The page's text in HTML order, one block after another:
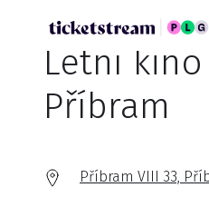
Letní kino
Příbram
Příbram VIII 33,